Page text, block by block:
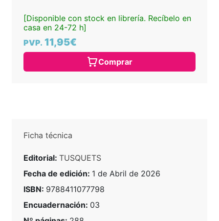
[Disponible con stock en librería. Recíbelo en
casa en 24-72 h]
PVP. 11,95€
Comprar
Ficha técnica
Editorial: TUSQUETS
Fecha de edición: 1 de Abril de 2026
ISBN: 9788411077798
Encuadernación: 03